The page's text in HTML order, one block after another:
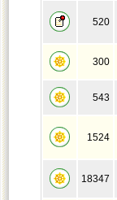
520
300
543
1524
18347